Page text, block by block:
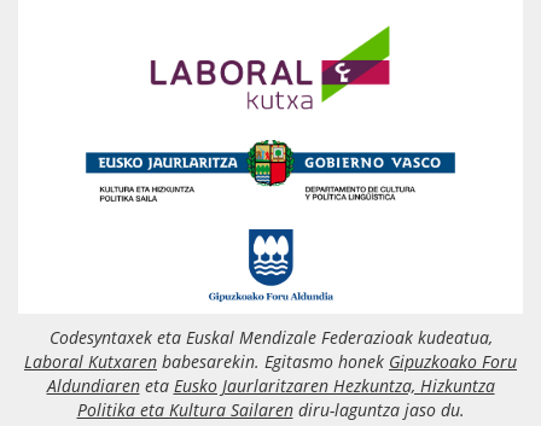
Codesyntaxek eta Euskal Mendizale Federazioak kudeatua,
Laboral Kutxaren babesarekin. Egitasmo honek Gipuzkoako Foru
Aldundiareneta Eusko Jaurlaritzaren Hezkuntza, Hizkuntza
Politika eta Kultura Sailarendiru-laguntza jaso du.